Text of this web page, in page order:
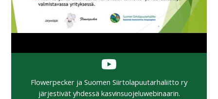
Flowerpecker ja Suomen Siirtolapuutarhaliitto ry
järjestivät yhdessä kasvinsuojeluwebinaarin.